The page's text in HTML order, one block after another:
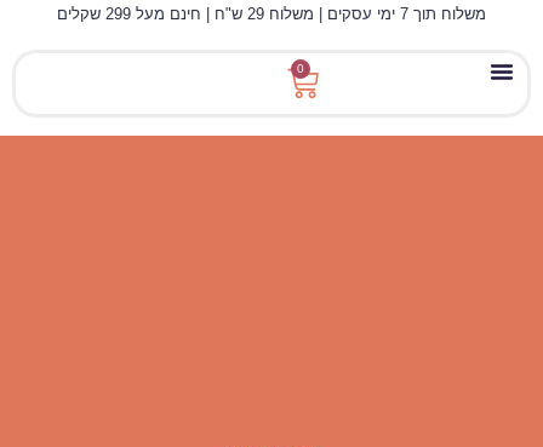
משלוח תוך 7 ימי עסקים | משלוח 29 ש"ח | חינם מעל 299 שקלים
0